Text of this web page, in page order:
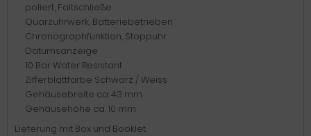
poliert, Faltschließe
Quarzuhrwerk, Batteriebetrieben
Chronographfunktion, Stoppuhr
Datumsanzeige
10 Bar Water Resistant
Zifferblattfarbe Schwarz / Weiss
Gehäusebreite ca. 43 mm
Gehäusehöhe ca. 10 mm
Lieferung mit Box und Booklet.